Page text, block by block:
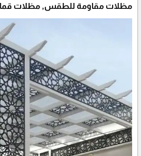
مظلات مقاومة للطقس, مظلات